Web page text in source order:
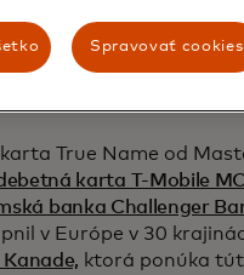
True Name od
karta T-Mobile
banka Challenger
v Európe v 30
ktorá ponúka
Spravovať cookies